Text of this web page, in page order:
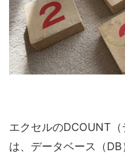
エクセルのDCOUNT
は、データベース（